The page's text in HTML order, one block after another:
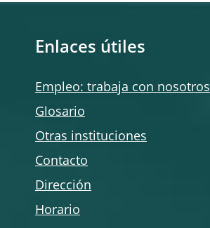
Enlaces útiles
Empleo: trabaja con nosotros
Glosario
Otras instituciones
Contacto
Dirección
Horario